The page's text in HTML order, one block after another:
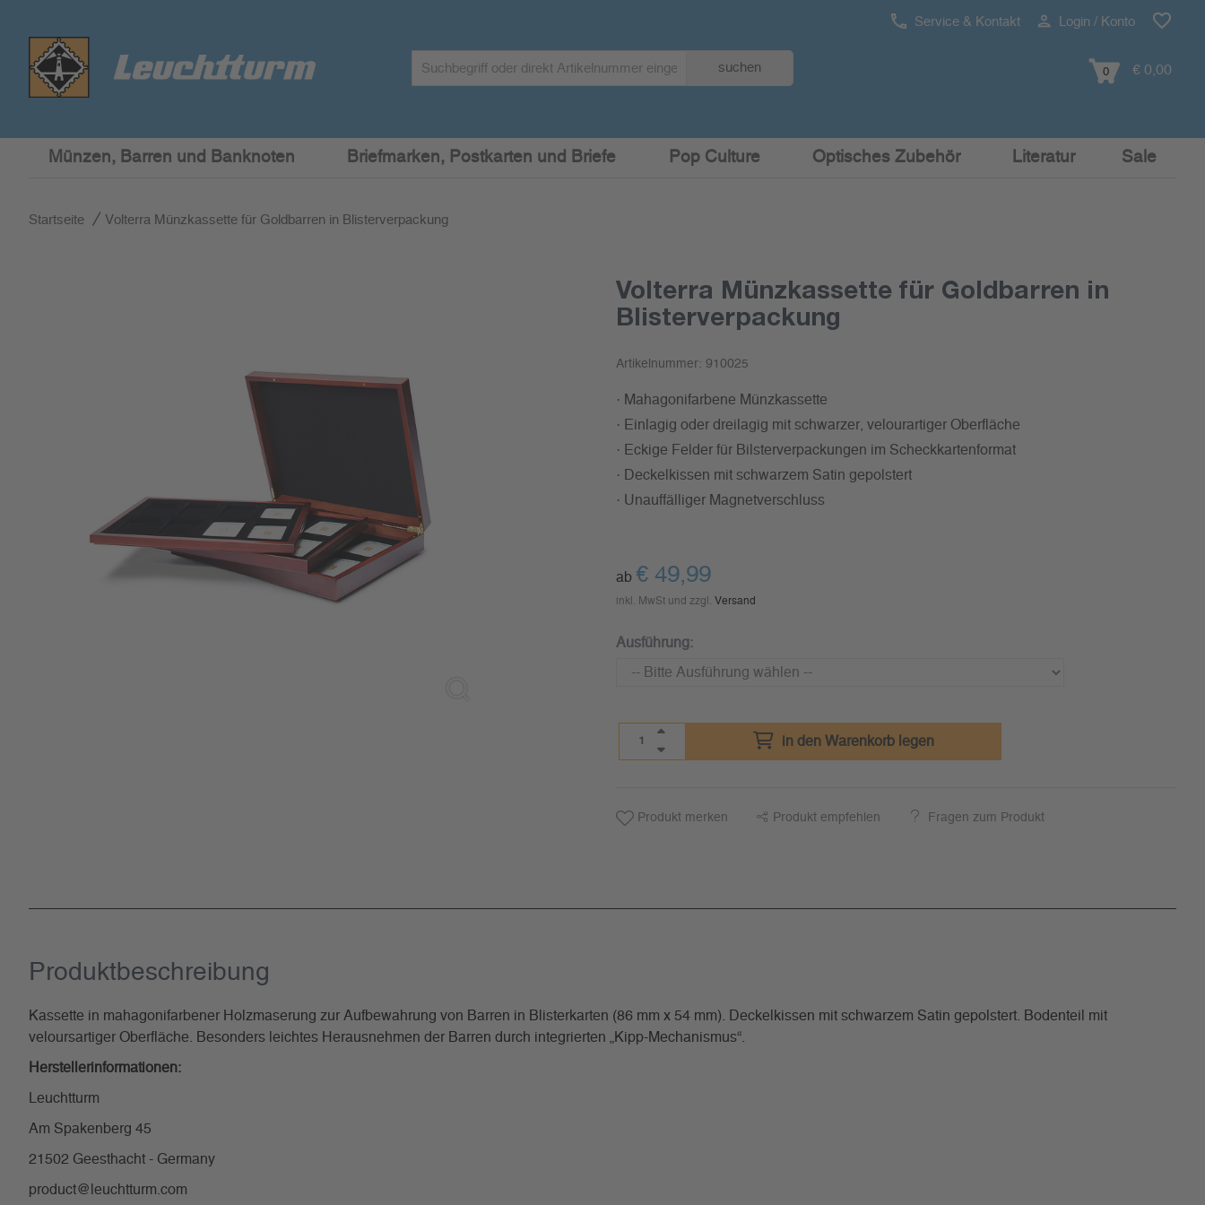
Service & Kontakt Login / Konto
suchen 0 € 0,00
Münzen, Barren und Banknoten Briefmarken, Postkarten und Briefe Pop Culture Optisches Zubehör Literatur Sale
Startseite Volterra Münzkassette für Goldbarren in Blisterverpackung
Volterra Münzkassette für Goldbarren in
Blisterverpackung
Artikelnummer: 910025
· Mahagonifarbene Münzkassette
· Einlagig oder dreilagig mit schwarzer, velourartiger Oberfläche
· Eckige Felder für Bilsterverpackungen im Scheckkartenformat
· Deckelkissen mit schwarzem Satin gepolstert
· Unauffälliger Magnetverschluss
ab €49,99
inkl. MwSt und zzgl. Versand
Ausführung:
in den Warenkorb legen
Produkt merken Produkt empfehlen Fragen zum Produkt
Produkt­beschreibung
Kassette in mahagonifarbener Holzmaserung zur Aufbewahrung von Barren in Blisterkarten (86 mm x 54 mm). Deckelkissen mit schwarzem Satin gepolstert. Bodenteil mit
veloursartiger Oberfläche. Besonders leichtes Herausnehmen der Barren durch integrierten „Kipp-Mechanismus“.
Herstellerinformationen:
Leuchtturm
Am Spakenberg 45
21502 Geesthacht - Germany
product@leuchtturm.com